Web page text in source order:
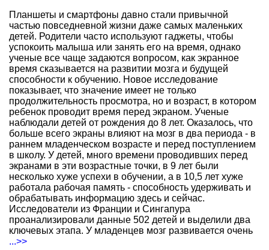
Планшеты и смартфоны давно стали привычной
частью повседневной жизни даже самых маленьких
детей. Родители часто используют гаджеты, чтобы
успокоить малыша или занять его на время, однако
ученые все чаще задаются вопросом, как экранное
время сказывается на развитии мозга и будущей
способности к обучению. Новое исследование
показывает, что значение имеет не только
продолжительность просмотра, но и возраст, в котором
ребенок проводит время перед экраном. Ученые
наблюдали детей от рождения до 8 лет. Оказалось, что
больше всего экраны влияют на мозг в два периода - в
раннем младенческом возрасте и перед поступлением
в школу. У детей, много времени проводивших перед
экранами в эти возрастные точки, в 9 лет были
несколько хуже успехи в обучении, а в 10,5 лет хуже
работала рабочая память - способность удерживать и
обрабатывать информацию здесь и сейчас.
Исследователи из Франции и Сингапура
проанализировали данные 502 детей и выделили два
ключевых этапа. У младенцев мозг развивается очень
...>>